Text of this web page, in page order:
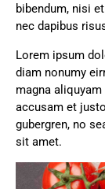
bibendum, nisi
nec dapibus
Lorem ipsum
diam nonumy
magna
accusam et
gubergren, no
sit amet.